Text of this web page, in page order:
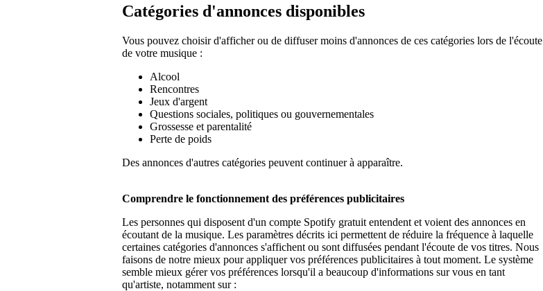
Catégories d'annonces disponibles
Vous pouvez choisir d'afficher ou de diffuser moins d'annonces de ces catégories lors de l'écoute
de votre musique :
Alcool
Rencontres
Jeux d'argent
Questions sociales, politiques ou gouvernementales
Grossesse et parentalité
Perte de poids
Des annonces d'autres catégories peuvent continuer à apparaître.
Comprendre le fonctionnement des préférences publicitaires
Les personnes qui disposent d'un compte Spotify gratuit entendent et voient des annonces en
écoutant de la musique. Les paramètres décrits ici permettent de réduire la fréquence à laquelle
certaines catégories d'annonces s'affichent ou sont diffusées pendant l'écoute de vos titres. Nous
faisons de notre mieux pour appliquer vos préférences publicitaires à tout moment. Le système
semble mieux gérer vos préférences lorsqu'il a beaucoup d'informations sur vous en tant
qu'artiste, notamment sur :